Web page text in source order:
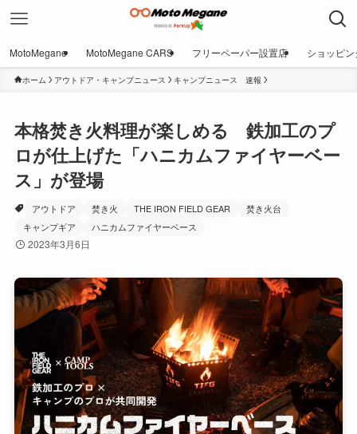
MotoMegane MotoMegane CARS フリーペーパー設置店 ショッピン
ホーム アウトドア・キャンプニュース キャンプニュース 速報
本格焚き火料理が楽しめる 鉄加工のプ
ロが仕上げた「ハニカムファイヤーベー
ス」が登場
アウトドア 焚き火 THE IRON FIELD GEAR
焚き火台
キャンプギア
ハニカムファイヤーベース
2023年3月6日